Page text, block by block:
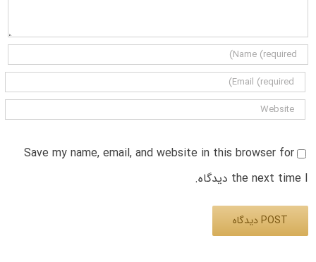
Save my name, email, and website in this browser for
the next time I دیدگاه.